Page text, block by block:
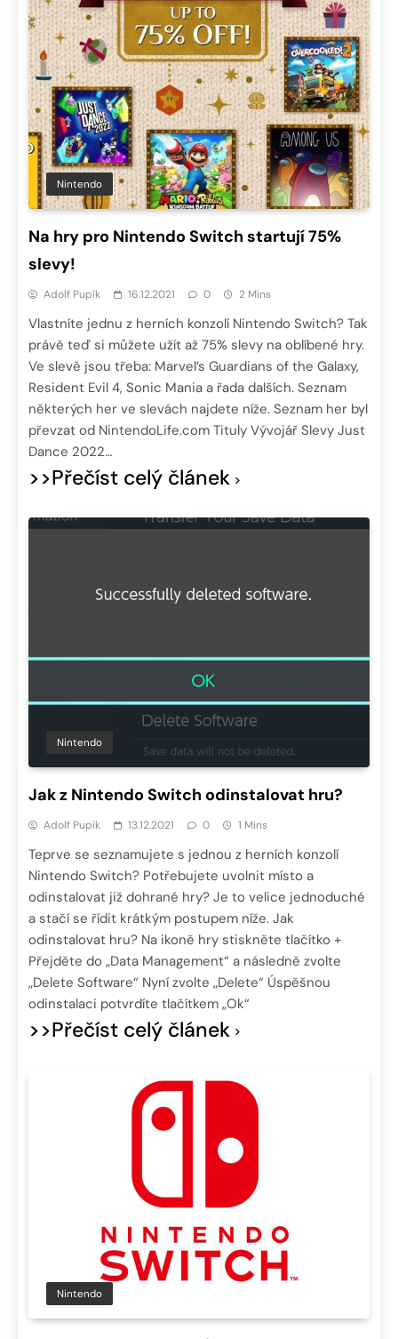
Nintendo
Na hry pro Nintendo Switch startují 75%
slevy!
Adolf Pupík 16.12.2021 0 2 Mins
Vlastníte jednu z herních konzolí Nintendo Switch? Tak
právě teď si můžete užít až 75% slevy na oblíbené hry.
Ve slevě jsou třeba: Marvel’s Guardians of the Galaxy,
Resident Evil 4, Sonic Mania a řada dalších. Seznam
některých her ve slevách najdete níže. Seznam her byl
převzat od NintendoLife.com Tituly Vývojář Slevy Just
Dance 2022…
>>Přečíst celý článek
Nintendo
Jak z Nintendo Switch odinstalovat hru?
Adolf Pupík 13.12.2021 0 1 Mins
Teprve se seznamujete s jednou z herních konzolí
Nintendo Switch? Potřebujete uvolnit místo a
odinstalovat již dohrané hry? Je to velice jednoduché
a stačí se řídit krátkým postupem níže. Jak
odinstalovat hru? Na ikoně hry stiskněte tlačítko +
Přejděte do „Data Management“ a následně zvolte
„Delete Software“ Nyní zvolte „Delete“ Úspěšnou
odinstalaci potvrdíte tlačítkem „Ok“
>>Přečíst celý článek
Nintendo